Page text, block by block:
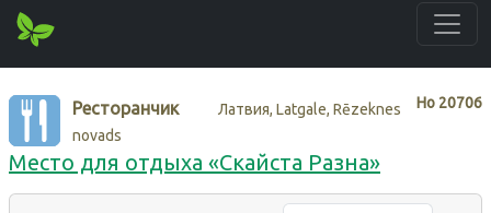
Нo 20706
Ресторанчик
Латвия, Latgale, Rēzeknes
novads
Место для отдыха «Скайста Разна»